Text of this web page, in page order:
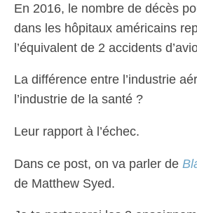
En 2016, le nombre de décès
dans les hôpitaux américains
l’équivalent de 2 accidents
La différence entre l’industrie
l’industrie de la santé ?
Leur rapport à l’échec.
Dans ce post, on va parler de
de Matthew Syed.